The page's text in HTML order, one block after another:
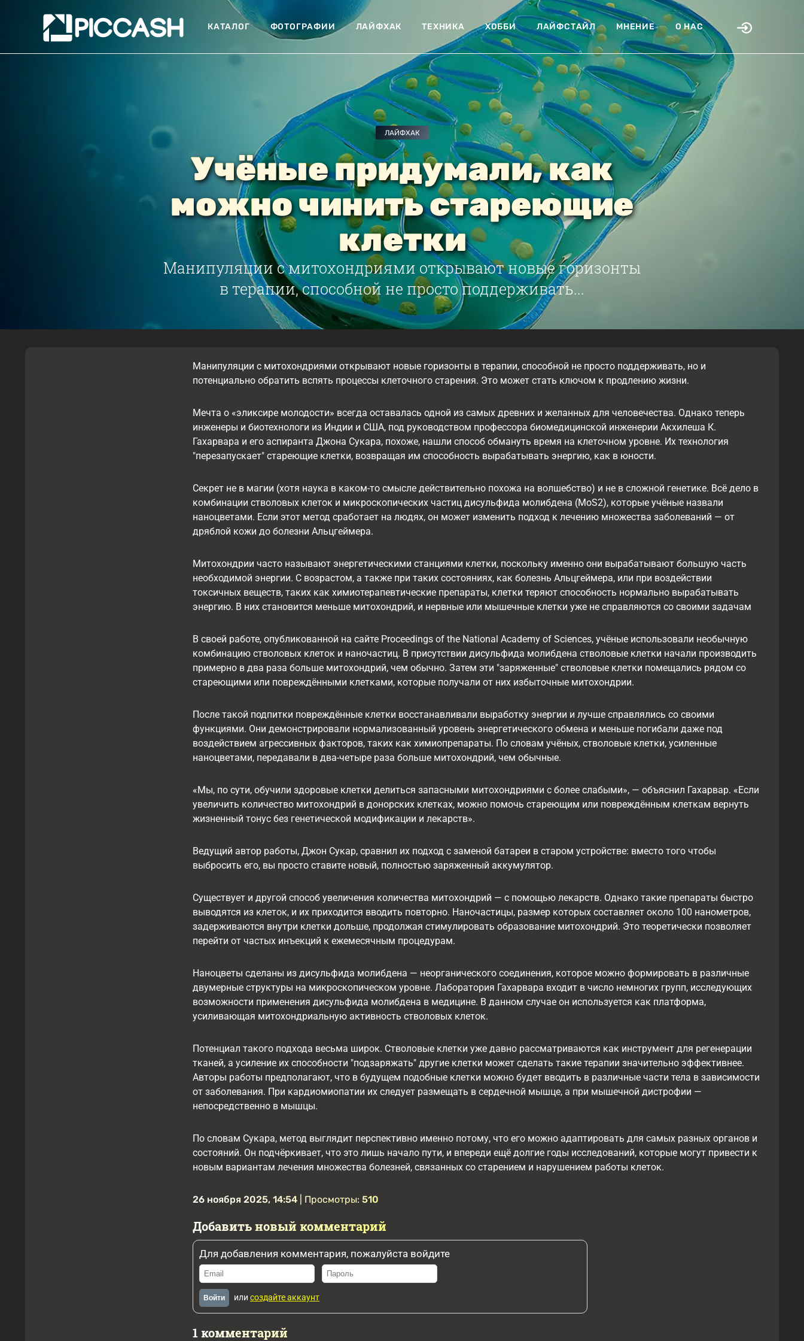
КАТАЛОГ ФОТОГРАФИИ ЛАЙФХАК ТЕХНИКА ХОББИ ЛАЙФСТАЙЛ МНЕНИЕ О НАС
ЛАЙФХАК
Учёные придумали, как
можно чинить стареющие
клетки
Манипуляции с митохондриями открывают новые горизонты
в терапии, способной не просто поддерживать...
Манипуляции с митохондриями открывают новые горизонты в терапии, способной не просто поддерживать, но и
потенциально обратить вспять процессы клеточного старения. Это может стать ключом к продлению жизни.
Мечта о «эликсире молодости» всегда оставалась одной из самых древних и желанных для человечества. Однако теперь
инженеры и биотехнологи из Индии и США, под руководством профессора биомедицинской инженерии Акхилеша К.
Гахарвара и его аспиранта Джона Сукара, похоже, нашли способ обмануть время на клеточном уровне. Их технология
"перезапускает" стареющие клетки, возвращая им способность вырабатывать энергию, как в юности.
Секрет не в магии (хотя наука в каком-то смысле действительно похожа на волшебство) и не в сложной генетике. Всё дело в
комбинации стволовых клеток и микроскопических частиц дисульфида молибдена (MoS2), которые учёные назвали
наноцветами. Если этот метод сработает на людях, он может изменить подход к лечению множества заболеваний — от
дряблой кожи до болезни Альцгеймера.
Митохондрии часто называют энергетическими станциями клетки, поскольку именно они вырабатывают большую часть
необходимой энергии. С возрастом, а также при таких состояниях, как болезнь Альцгеймера, или при воздействии
токсичных веществ, таких как химиотерапевтические препараты, клетки теряют способность нормально вырабатывать
энергию. В них становится меньше митохондрий, и нервные или мышечные клетки уже не справляются со своими задачам
В своей работе, опубликованной на сайте Proceedings of the National Academy of Sciences, учёные использовали необычную
комбинацию стволовых клеток и наночастиц. В присутствии дисульфида молибдена стволовые клетки начали производить
примерно в два раза больше митохондрий, чем обычно. Затем эти "заряженные" стволовые клетки помещались рядом со
стареющими или повреждёнными клетками, которые получали от них избыточные митохондрии.
После такой подпитки повреждённые клетки восстанавливали выработку энергии и лучше справлялись со своими
функциями. Они демонстрировали нормализованный уровень энергетического обмена и меньше погибали даже под
воздействием агрессивных факторов, таких как химиопрепараты. По словам учёных, стволовые клетки, усиленные
наноцветами, передавали в два-четыре раза больше митохондрий, чем обычные.
«Мы, по сути, обучили здоровые клетки делиться запасными митохондриями с более слабыми», — объяснил Гахарвар. «Если
увеличить количество митохондрий в донорских клетках, можно помочь стареющим или повреждённым клеткам вернуть
жизненный тонус без генетической модификации и лекарств».
Ведущий автор работы, Джон Сукар, сравнил их подход с заменой батареи в старом устройстве: вместо того чтобы
выбросить его, вы просто ставите новый, полностью заряженный аккумулятор.
Существует и другой способ увеличения количества митохондрий — с помощью лекарств. Однако такие препараты быстро
выводятся из клеток, и их приходится вводить повторно. Наночастицы, размер которых составляет около 100 нанометров,
задерживаются внутри клетки дольше, продолжая стимулировать образование митохондрий. Это теоретически позволяет
перейти от частых инъекций к ежемесячным процедурам.
Наноцветы сделаны из дисульфида молибдена — неорганического соединения, которое можно формировать в различные
двумерные структуры на микроскопическом уровне. Лаборатория Гахарвара входит в число немногих групп, исследующих
возможности применения дисульфида молибдена в медицине. В данном случае он используется как платформа,
усиливающая митохондриальную активность стволовых клеток.
Потенциал такого подхода весьма широк. Стволовые клетки уже давно рассматриваются как инструмент для регенерации
тканей, а усиление их способности "подзаряжать" другие клетки может сделать такие терапии значительно эффективнее.
Авторы работы предполагают, что в будущем подобные клетки можно будет вводить в различные части тела в зависимости
от заболевания. При кардиомиопатии их следует размещать в сердечной мышце, а при мышечной дистрофии —
непосредственно в мышцы.
По словам Сукара, метод выглядит перспективно именно потому, что его можно адаптировать для самых разных органов и
состояний. Он подчёркивает, что это лишь начало пути, и впереди ещё долгие годы исследований, которые могут привести к
новым вариантам лечения множества болезней, связанных со старением и нарушением работы клеток.
26 ноября 2025, 14:54 | Просмотры: 510
Добавить новый комментарий
Для добавления комментария, пожалуйста войдите
Войти или создайте аккаунт
1 комментарий